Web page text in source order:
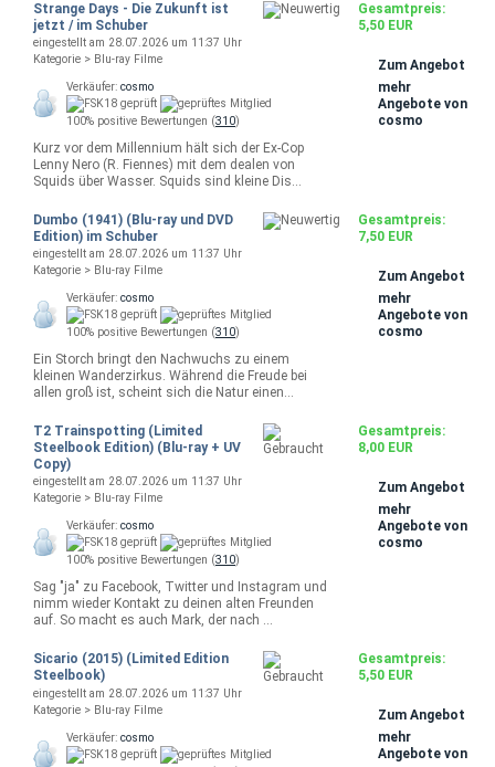
Strange Days - Die Zukunft ist
jetzt / im Schuber
eingestellt am 28.07.2026 um 11:37 Uhr
Kategorie > Blu-ray Filme
Verkäufer: cosmo
100% positive Bewertungen (310)
Kurz vor dem Millennium hält sich der Ex-Cop
Lenny Nero (R. Fiennes) mit dem dealen von
Squids über Wasser. Squids sind kleine Dis…
Gesamtpreis:
5,50 EUR
Zum Angebot
mehr
Angebote von
cosmo
Dumbo (1941) (Blu-ray und DVD
Edition) im Schuber
eingestellt am 28.07.2026 um 11:37 Uhr
Kategorie > Blu-ray Filme
Verkäufer: cosmo
100% positive Bewertungen (310)
Ein Storch bringt den Nachwuchs zu einem
kleinen Wanderzirkus. Während die Freude bei
allen groß ist, scheint sich die Natur einen…
Gesamtpreis:
7,50 EUR
Zum Angebot
mehr
Angebote von
cosmo
T2 Trainspotting (Limited
Steelbook Edition) (Blu-ray + UV
Copy)
eingestellt am 28.07.2026 um 11:37 Uhr
Kategorie > Blu-ray Filme
Verkäufer: cosmo
100% positive Bewertungen (310)
Sag "ja" zu Facebook, Twitter und Instagram und
nimm wieder Kontakt zu deinen alten Freunden
auf. So macht es auch Mark, der nach …
Gesamtpreis:
8,00 EUR
Zum Angebot
mehr
Angebote von
cosmo
Sicario (2015) (Limited Edition
Steelbook)
eingestellt am 28.07.2026 um 11:37 Uhr
Kategorie > Blu-ray Filme
Verkäufer: cosmo
Gesamtpreis:
5,50 EUR
Zum Angebot
mehr
Angebote von